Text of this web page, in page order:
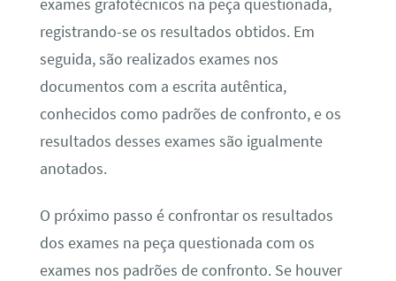
exames grafotécnicos na peça questionada,
registrando-se os resultados obtidos. Em
seguida, são realizados exames nos
documentos com a escrita autêntica,
conhecidos como padrões de confronto, e os
resultados desses exames são igualmente
anotados.
O próximo passo é confrontar os resultados
dos exames na peça questionada com os
exames nos padrões de confronto. Se houver